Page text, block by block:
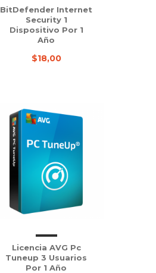
BitDefender Internet
Security 1
Dispositivo Por 1
Año
$18,00
Licencia AVG Pc
Tuneup 3 Usuarios
Por 1 Año